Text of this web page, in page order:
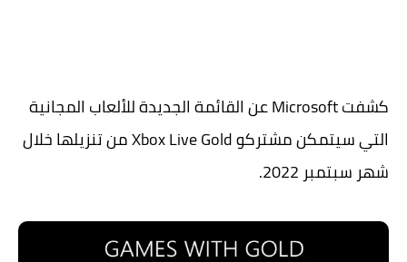
كشفت Microsoft عن القائمة الجديدة للألعاب المجانية
التي سيتمكن مشتركو Xbox Live Gold من تنزيلها خلال
شهر سبتمبر 2022.